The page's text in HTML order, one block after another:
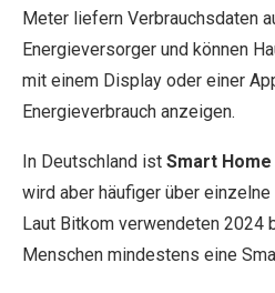
Meter liefern Verbrauchsdaten
Energieversorger und können
mit einem Display oder einer
Energieverbrauch anzeigen.
In Deutschland ist Smart Home
wird aber häufiger über
Laut Bitkom verwendeten 2024
Menschen mindestens eine